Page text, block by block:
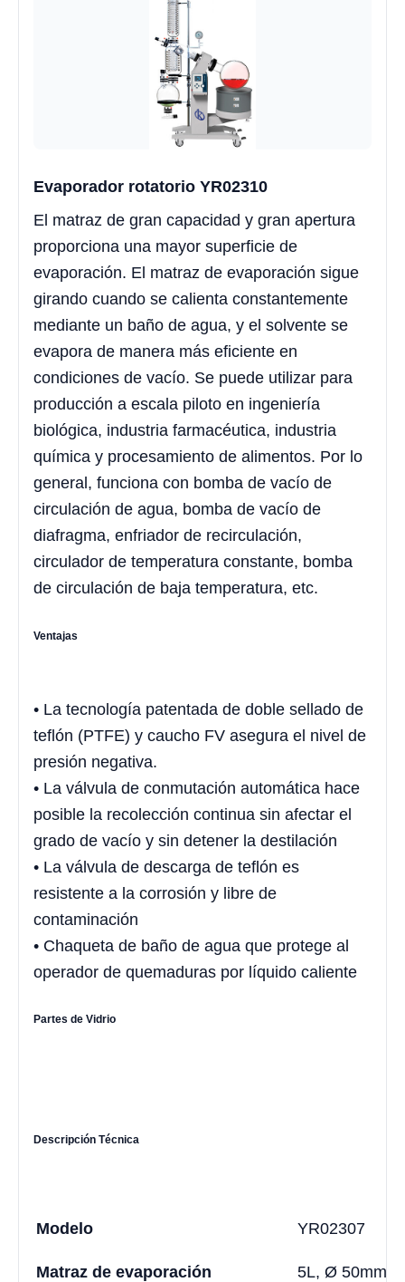
Evaporador rotatorio YR02310
El matraz de gran capacidad y gran apertura
proporciona una mayor superficie de
evaporación. El matraz de evaporación sigue
girando cuando se calienta constantemente
mediante un baño de agua, y el solvente se
evapora de manera más eficiente en
condiciones de vacío. Se puede utilizar para
producción a escala piloto en ingeniería
biológica, industria farmacéutica, industria
química y procesamiento de alimentos. Por lo
general, funciona con bomba de vacío de
circulación de agua, bomba de vacío de
diafragma, enfriador de recirculación,
circulador de temperatura constante, bomba
de circulación de baja temperatura, etc.
Ventajas
• La tecnología patentada de doble sellado de
teflón (PTFE) y caucho FV asegura el nivel de
presión negativa.
• La válvula de conmutación automática hace
posible la recolección continua sin afectar el
grado de vacío y sin detener la destilación
• La válvula de descarga de teflón es
resistente a la corrosión y libre de
contaminación
• Chaqueta de baño de agua que protege al
operador de quemaduras por líquido caliente
Partes de Vidrio
Descripción Técnica
Modelo YR02307
Matraz de evaporación
5L, Ø 50mm